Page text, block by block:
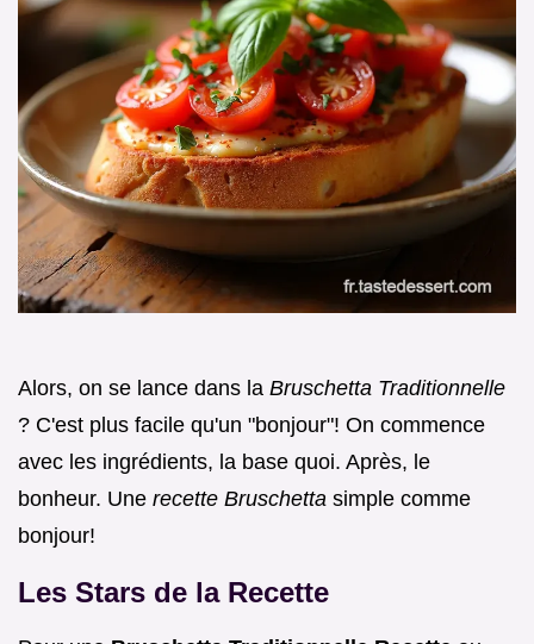
Alors, on se lance dans la Bruschetta Traditionnelle
? C'est plus facile qu'un "bonjour"! On commence
avec les ingrédients, la base quoi. Après, le
bonheur. Une recette Bruschetta simple comme
bonjour!
Les Stars de la Recette